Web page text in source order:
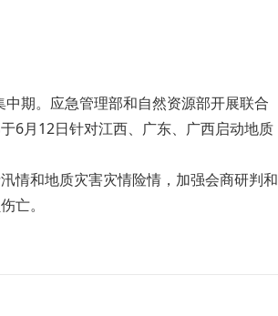
期。应急管理部和自然资源部开展联合
6月12日针对江西、广东、广西启动地质
情和地质灾害灾情险情，加强会商研判和
亡。